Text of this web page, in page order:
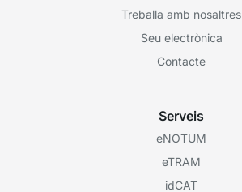
Treballa amb nosaltres
Seu electrònica
Contacte
Serveis
eNOTUM
eTRAM
idCAT